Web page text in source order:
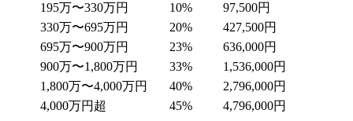
195万〜330万円
10%
97,500円
330万〜695万円
20%
427,500円
695万〜900万円
23%
636,000円
900万〜1,800万円
33%
1,536,000円
1,800万〜4,000万円
40%
2,796,000円
4,000万円超
45% 4,796,000円